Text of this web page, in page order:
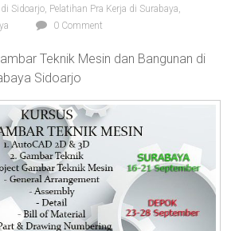
Sidoarjo, Pelatihan Pra Kerja di Surabaya,
0 Comment
Teknik Mesin dan Bangunan di
Sidoarjo